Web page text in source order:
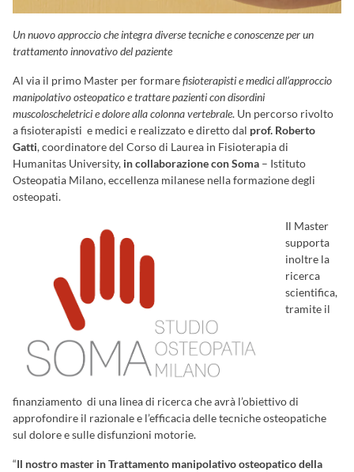
Un nuovo approccio che integra diverse tecniche e conoscenze per un
trattamento innovativo del paziente
Al via il primo Master per formarefisioterapisti e medici all’approccio
manipolativo osteopatico e trattare pazienti con disordini
muscoloscheletrici e dolore alla colonna vertebrale. Un percorso rivolto
a fisioterapisti e medici e realizzato e diretto dal prof. Roberto
Gatti, coordinatore del Corso di Laurea in Fisioterapia di
Humanitas University, in collaborazione con Soma – Istituto
Osteopatia Milano, eccellenza milanese nella formazione degli
osteopati.
Il Master
supporta
inoltre la
ricerca
scientifica,
tramite il
finanziamento di una linea di ricerca che avrà l’obiettivo di
approfondire il razionale e l’efficacia delle tecniche osteopatiche
sul dolore e sulle disfunzioni motorie.
“Il nostro master in Trattamento manipolativo osteopatico della